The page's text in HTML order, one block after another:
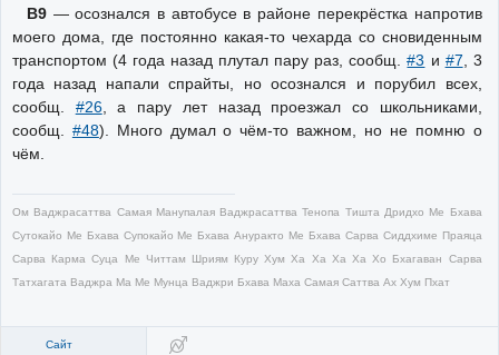
В9— осознался в автобусе в районе перекрёстка напротив
моего дома, где постоянно какая-то чехарда со сновиденным
транспортом (4 года назад плутал пару раз, сообщ.#3 и #7 , 3
года назад напали спрайты, но осознался и порубил всех,
сообщ. #26, а пару лет назад проезжал со школьниками,
сообщ. #48). Много думал о чём-то важном, но не помню о
чём.
Ом Ваджрасаттва Самая Манупалая Ваджрасаттва Тенопа Тишта Дридхо Ме Бхава
Сутокайо Ме Бхава Супокайо Ме Бхава Ануракто Ме Бхава Сарва Сиддхиме Праяца
Сарва Карма Суца Ме Читтам Шриям Куру Хум Ха Ха Ха Ха Хо Бхагаван Сарва
Татхагата Ваджра Ма Ме Мунца Ваджри Бхава Маха Самая Саттва Ах Хум Пхат
Сайт